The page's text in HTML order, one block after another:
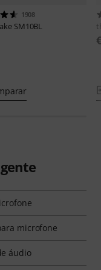
1908
SM10BL
microfone
áudio